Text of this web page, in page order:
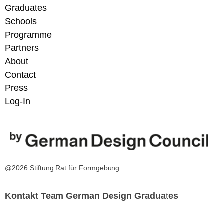
Graduates
Schools
Programme
Partners
About
Contact
Press
Log-In
@2026 Stiftung Rat für Formgebung
Kontakt Team German Design Graduates